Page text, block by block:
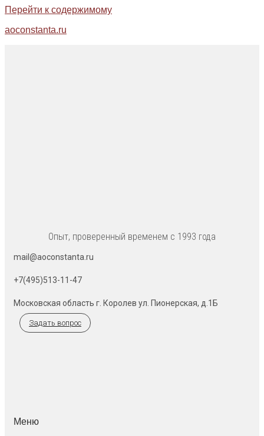
Перейти к содержимому
aoconstanta.ru
Опыт, проверенный временем с 1993 года
mail@aoconstanta.ru
+7(495)513-11-47
Московская область г. Королев ул. Пионерская, д.1Б
Задать вопрос
Меню